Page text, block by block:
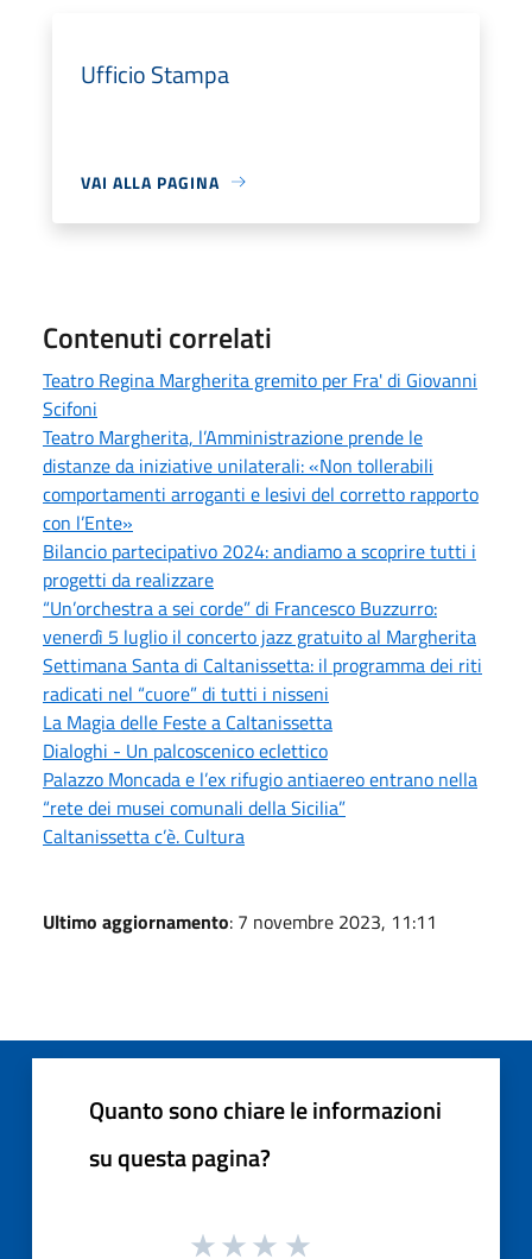
Ufficio Stampa
VAI ALLA PAGINA
Contenuti correlati
Teatro Regina Margherita gremito per Fra' di Giovanni
Scifoni
Teatro Margherita, l’Amministrazione prende le
distanze da iniziative unilaterali: «Non tollerabili
comportamenti arroganti e lesivi del corretto rapporto
con l’Ente»
Bilancio partecipativo 2024: andiamo a scoprire tutti i
progetti da realizzare
“Un’orchestra a sei corde” di Francesco Buzzurro:
venerdì 5 luglio il concerto jazz gratuito al Margherita
Settimana Santa di Caltanissetta: il programma dei riti
radicati nel “cuore” di tutti i nisseni
La Magia delle Feste a Caltanissetta
Dialoghi - Un palcoscenico eclettico
Palazzo Moncada e l’ex rifugio antiaereo entrano nella
“rete dei musei comunali della Sicilia”
Caltanissetta c’è. Cultura
Ultimo aggiornamento: 7 novembre 2023, 11:11
Quanto sono chiare le informazioni
su questa pagina?